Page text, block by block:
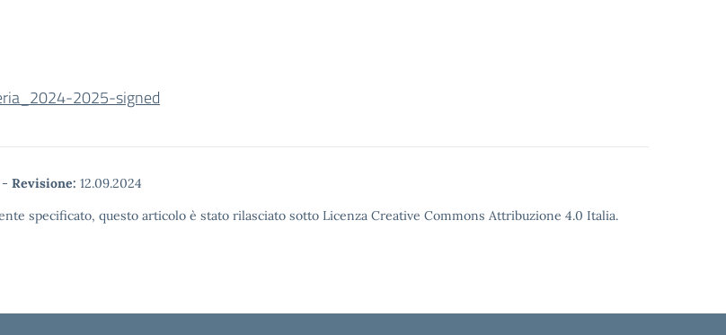
2025-signed
- Revisione: 12.09.2024
specificato, questo articolo è stato rilasciato sotto Licenza Creative Commons Attribuzione 4.0 Italia.